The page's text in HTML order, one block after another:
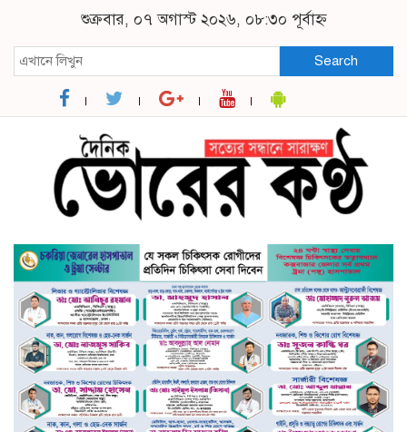
শুক্রবার, ০৭ অগাস্ট ২০২৬, ০৮:৩০ পূর্বাহ্ন
Search